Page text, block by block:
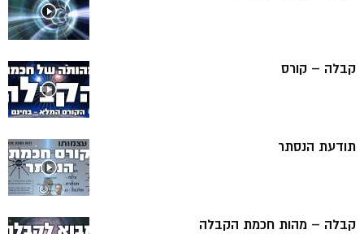
קבלה – קורס
תודעת הנסתר
קבלה – מהות חכמת הקבלה